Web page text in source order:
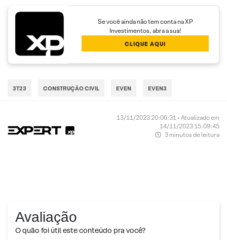
Se você ainda não tem conta na XP
Investimentos, abra a sua!
CLIQUE AQUI
3T23 CONSTRUÇÃO CIVIL EVEN EVEN3
13/11/2023 20:06:31 • Atualizado em
14/11/2023 15:09:45
3 minutos de leitura
Avaliação
O quão foi útil este conteúdo pra você?